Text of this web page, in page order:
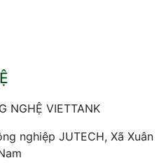
NGHỆ VIETTANK
nghiệp JUTECH, Xã Xuân